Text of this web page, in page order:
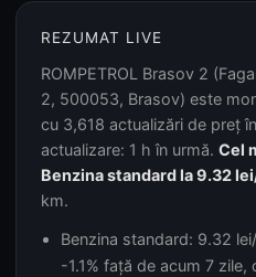
REZUMAT LIVE
ROMPETROL Brasov 2
2, 500053, Brasov) este
cu 3,618 actualizări de preț
actualizare: 1 h în urmă. Cel
Benzina standard la 9.32
km.
Benzina standard: 9.32
-1.1% față de acum 7